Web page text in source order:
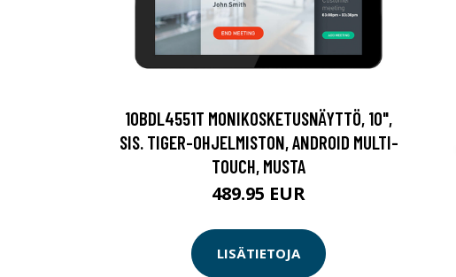
10BDL4551T MONIKOSKETUSNÄYTTÖ, 10",
SIS. TIGER-OHJELMISTON, ANDROID MULTI-
TOUCH, MUSTA
489.95 EUR
LISÄTIETOJA